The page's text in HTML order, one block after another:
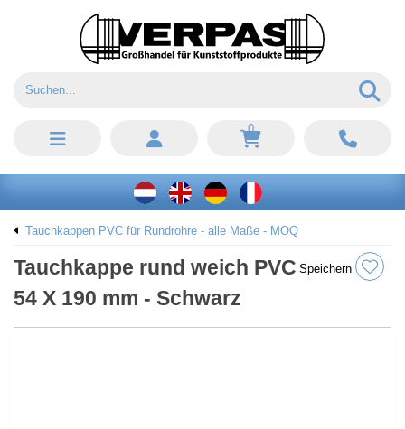
0
Tauchkappen PVC für Rundrohre - alle Maße - MOQ
Tauchkappe rund weich PVC
54 X 190 mm - Schwarz
Speichern